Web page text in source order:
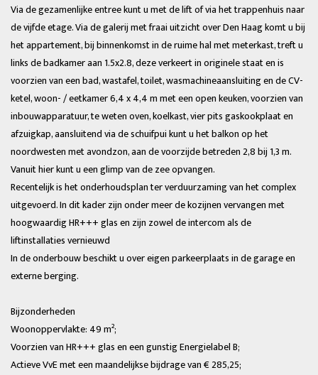
Via de gezamenlijke entree kunt u met de lift of via het trappenhuis naar
de vijfde etage. Via de galerij met fraai uitzicht over Den Haag komt u bij
het appartement, bij binnenkomst in de ruime hal met meterkast, treft u
links de badkamer aan 1.5x2.8, deze verkeert in originele staat en is
voorzien van een bad, wastafel, toilet, wasmachineaansluiting en de CV-
ketel, woon- / eetkamer 6,4 x 4,4 m met een open keuken, voorzien van
inbouwapparatuur, te weten oven, koelkast, vier pits gaskookplaat en
afzuigkap, aansluitend via de schuifpui kunt u het balkon op het
noordwesten met avondzon, aan de voorzijde betreden 2,8 bij 1,3 m.
Vanuit hier kunt u een glimp van de zee opvangen.
Recentelijk is het onderhoudsplan ter verduurzaming van het complex
uitgevoerd. In dit kader zijn onder meer de kozijnen vervangen met
hoogwaardig HR+++ glas en zijn zowel de intercom als de
liftinstallaties vernieuwd
In de onderbouw beschikt u over eigen parkeerplaats in de garage en
externe berging.
Bijzonderheden
Woonoppervlakte: 49 m²;
Voorzien van HR+++ glas en een gunstig Energielabel B;
Actieve VvE met een maandelijkse bijdrage van € 285,25;